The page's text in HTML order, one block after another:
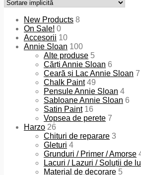
New Products 8
On Sale! 0
Accesorii 10
Annie Sloan 100
Alte produse 5
Cărți Annie Sloan 6
Ceară și Lac Annie Sloan 7
Chalk Paint 49
Pensule Annie Sloan 4
Sabloane Annie Sloan 6
Satin Paint 16
Vopsea de perete 7
Harzo 26
Chituri de reparare 3
Gleturi 4
Grunduri / Primer / Amorse
Lacuri / Lazuri / Soluții de
Material de decorare 5